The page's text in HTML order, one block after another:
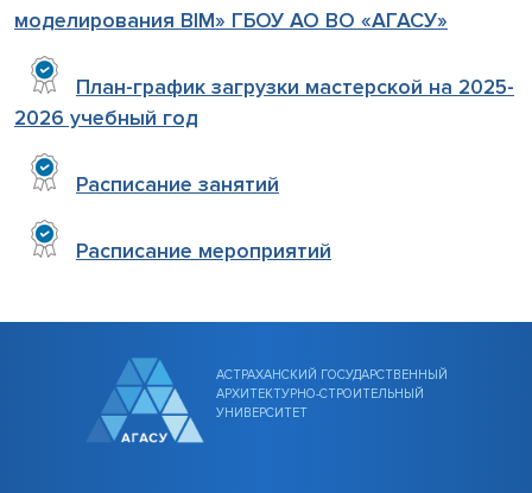
моделирования BIM» ГБОУ АО ВО «АГАСУ»
План-график загрузки мастерской на 2025-
2026 учебный год
Расписание занятий
Расписание мероприятий
АСТРАХАНСКИЙ ГОСУДАРСТВЕННЫЙ
АРХИТЕКТУРНО-СТРОИТЕЛЬНЫЙ
УНИВЕРСИТЕТ